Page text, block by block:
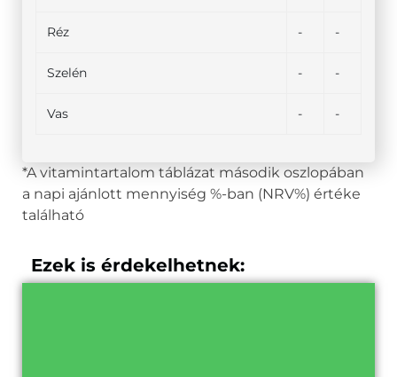
Réz - -
Szelén - -
Vas - -
*A vitamintartalom táblázat második oszlopában
a napi ajánlott mennyiség %-ban (NRV%) értéke
található
Ezek is érdekelhetnek: